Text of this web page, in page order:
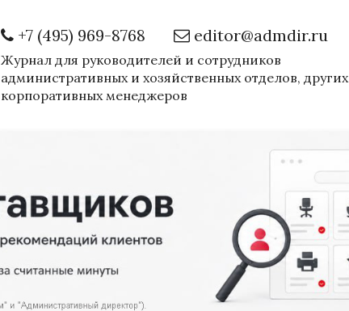
+7 (495) 969-8768 editor@admdir.ru
Журнал для руководителей и сотрудников
административных и хозяйственных отделов, других
корпоративных менеджеров